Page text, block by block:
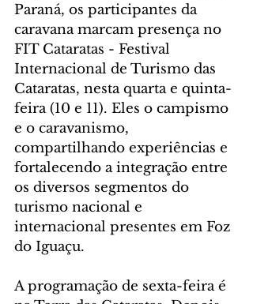
Paraná, os participantes da
caravana marcam presença no
FIT Cataratas - Festival
Internacional de Turismo das
Cataratas, nesta quarta e quinta-
feira (10 e 11). Eles o campismo
e o caravanismo,
compartilhando experiências e
fortalecendo a integração entre
os diversos segmentos do
turismo nacional e
internacional presentes em Foz
do Iguaçu.
A programação de sexta-feira é